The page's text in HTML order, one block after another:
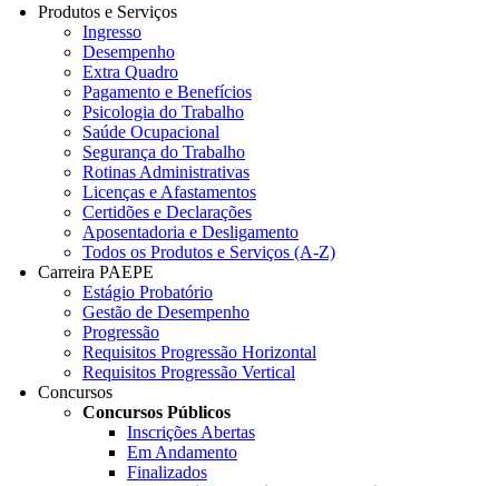
Produtos e Serviços
Ingresso
Desempenho
Extra Quadro
Pagamento e Benefícios
Psicologia do Trabalho
Saúde Ocupacional
Segurança do Trabalho
Rotinas Administrativas
Licenças e Afastamentos
Certidões e Declarações
Aposentadoria e Desligamento
Todos os Produtos e Serviços (A-Z)
Carreira PAEPE
Estágio Probatório
Gestão de Desempenho
Progressão
Requisitos Progressão Horizontal
Requisitos Progressão Vertical
Concursos
Concursos Públicos
Inscrições Abertas
Em Andamento
Finalizados